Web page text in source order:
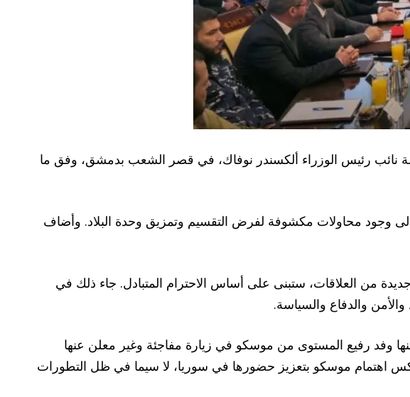
نائب رئيس الوزراء ألكسندر نوفاك، في قصر الشعب بدمشق، وفق ما
وجود محاولات مكشوفة لفرض التقسيم وتمزيق وحدة البلاد. وأضاف
من العلاقات، ستبنى على أساس الاحترام المتبادل. جاء ذلك في
والدفاع والسياسة.
وفد رفيع المستوى من موسكو في زيارة مفاجئة وغير معلن عنها
اهتمام موسكو بتعزيز حضورها في سوريا، لا سيما في ظل التطورات